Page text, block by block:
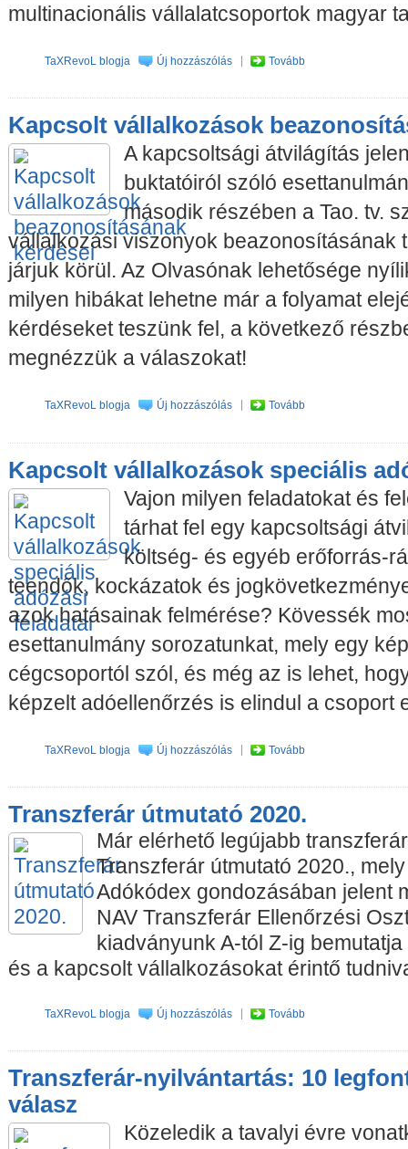
multinacionális vállalatcsoportok magyar
TaXRevoL blogja Új hozzászólás Tovább
Kapcsolt vállalkozások
A kapcsoltsági átvilágítás
buktatóiról szóló
második részében a Tao. tv.
vállalkozási viszonyok beazonosításának
járjuk körül. Az Olvasónak lehetősége
milyen hibákat lehetne már a folyamat
kérdéseket teszünk fel, a következő
megnézzük a válaszokat!
TaXRevoL blogja Új hozzászólás Tovább
Kapcsolt vállalkozások speciális
Vajon milyen feladatokat és
tárhat fel egy kapcsoltsági
költség- és egyéb erőforrás-
teendők, kockázatok és
azok hatásainak felmérése? Kövessék
esettanulmány sorozatunkat, mely egy
cégcsoportól szól, és még az is lehet,
képzelt adóellenőrzés is elindul a csoport
TaXRevoL blogja Új hozzászólás Tovább
Transzferár útmutató 2020.
Már elérhető legújabb
Transzferár útmutató 2020.,
Adókódex gondozásában jelent
NAV Transzferár Ellenőrzési
kiadványunk A-tól Z-ig
és a kapcsolt vállalkozásokat érintő
TaXRevoL blogja Új hozzászólás Tovább
Transzferár-nyilvántartás: 10
válasz
Közeledik a tavalyi évre